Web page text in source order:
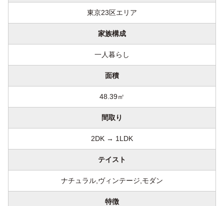
東京23区エリア
家族構成
一人暮らし
面積
48.39㎡
間取り
2DK → 1LDK
テイスト
ナチュラル,ヴィンテージ,モダン
特徴